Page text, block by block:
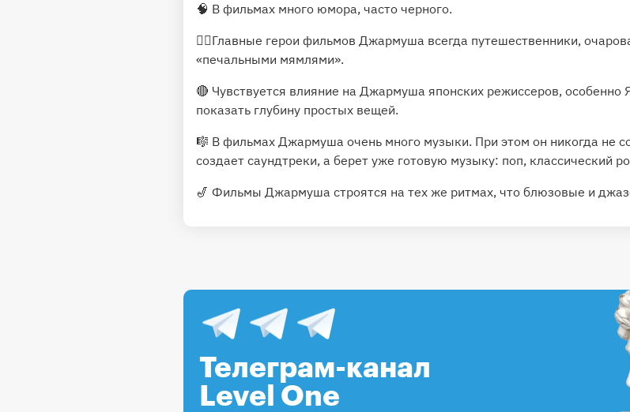
🧠 В фильмах много юмора, часто черного.
🚶‍♂️Главные герои фильмов Джармуша всегда путешественники,
«печальными мямлями».
🔴 Чувствуется влияние на Джармуша японских режиссеров, особенно
показать глубину простых вещей.
🎼 В фильмах Джармуша очень много музыки. При этом он никогда не
создает саундтреки, а берет уже готовую музыку: поп, классический
🎷 Фильмы Джармуша строятся на тех же ритмах, что блюзовые и
Телеграм-канал
Level One